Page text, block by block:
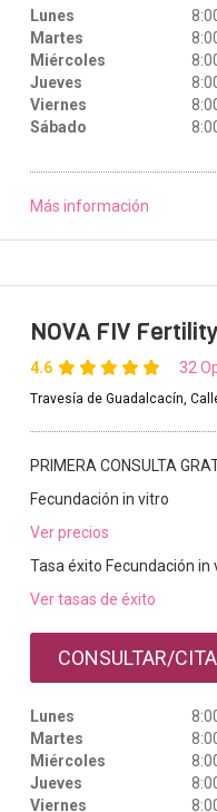
Lunes
Martes
Miércoles
Jueves
Viernes
Sábado
Más información
NOVA FIV
4.6 32
Travesía de Guadalcacín,
PRIMERA CONSULTA
Fecundación in vitro
Ver precios
Tasa éxito Fecundación in
Ver tasas de éxito
CONSULTAR/
Lunes
Martes
Miércoles
Jueves
Viernes